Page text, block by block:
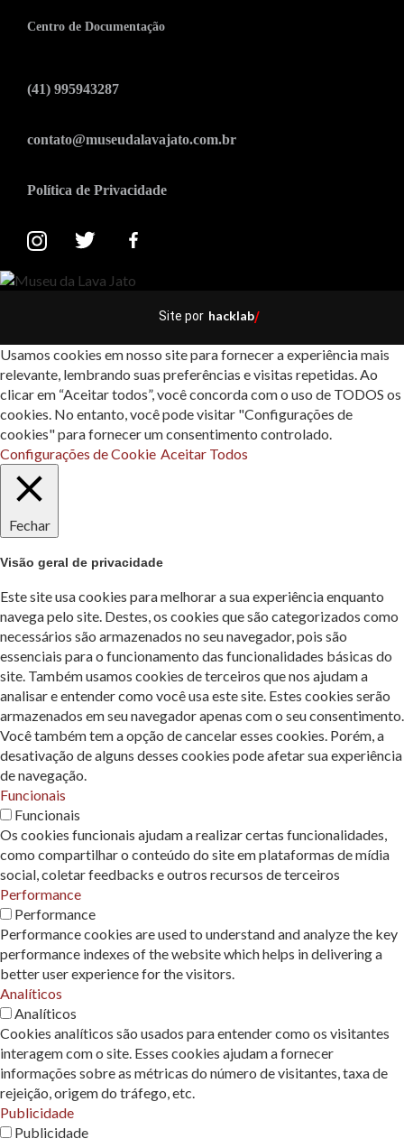
Centro de Documentação
(41) 995943287
contato@museudalavajato.com.br
Política de Privacidade
Site por hacklab/
Usamos cookies em nosso site para fornecer a experiência mais
relevante, lembrando suas preferências e visitas repetidas. Ao
clicar em “Aceitar todos”, você concorda com o uso de TODOS os
cookies. No entanto, você pode visitar "Configurações de
cookies" para fornecer um consentimento controlado.
Configurações de Cookie Aceitar Todos
Fechar
Visão geral de privacidade
Este site usa cookies para melhorar a sua experiência enquanto
navega pelo site. Destes, os cookies que são categorizados como
necessários são armazenados no seu navegador, pois são
essenciais para o funcionamento das funcionalidades básicas do
site. Também usamos cookies de terceiros que nos ajudam a
analisar e entender como você usa este site. Estes cookies serão
armazenados em seu navegador apenas com o seu consentimento.
Você também tem a opção de cancelar esses cookies. Porém, a
desativação de alguns desses cookies pode afetar sua experiência
de navegação.
Funcionais
Funcionais
Os cookies funcionais ajudam a realizar certas funcionalidades,
como compartilhar o conteúdo do site em plataformas de mídia
social, coletar feedbacks e outros recursos de terceiros
Performance
Performance
Performance cookies are used to understand and analyze the key
performance indexes of the website which helps in delivering a
better user experience for the visitors.
Analíticos
Analíticos
Cookies analíticos são usados ​​para entender como os visitantes
interagem com o site. Esses cookies ajudam a fornecer
informações sobre as métricas do número de visitantes, taxa de
rejeição, origem do tráfego, etc.
Publicidade
Publicidade